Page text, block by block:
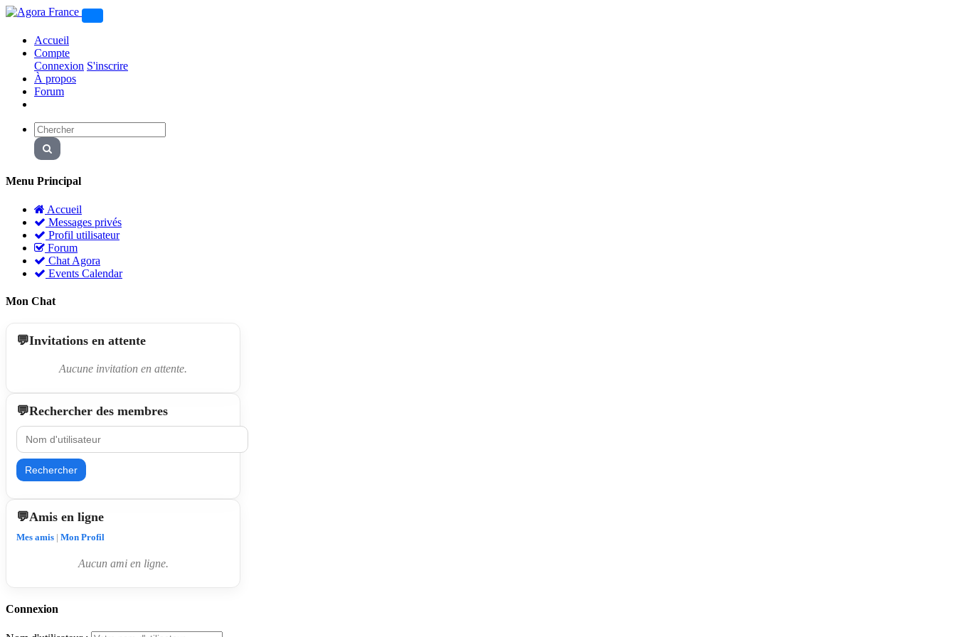
Accueil
Compte
Connexion S'inscrire
À propos
Forum
Menu Principal
Accueil
Messages privés
Profil utilisateur
Forum
Chat Agora
Events Calendar
Mon Chat
Invitations en attente
Aucune invitation en attente.
Rechercher des membres
Rechercher
Amis en ligne
Mes amis | Mon Profil
Aucun ami en ligne.
Connexion